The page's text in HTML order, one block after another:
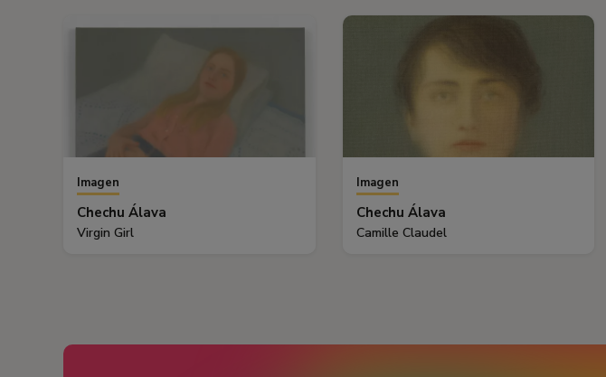
Imagen
Chechu Álava
Virgin Girl
Imagen
Chechu Álava
Camille Claudel